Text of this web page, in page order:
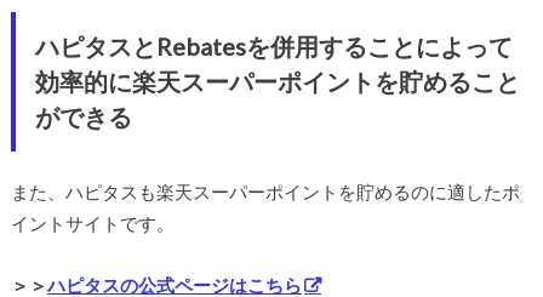
ハピタスとRebatesを併用することによって
効率的に楽天スーパーポイントを貯めること
ができる
また、ハピタスも楽天スーパーポイントを貯めるのに適したポ
イントサイトです。
＞＞ハピタスの公式ページはこちら